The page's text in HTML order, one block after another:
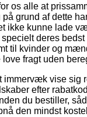
os alle at
på grund af dette
ikke kunne lade
deres bedst
til kvinder og
fragt uden
vise sig
efter
du bestiller,
den mindst